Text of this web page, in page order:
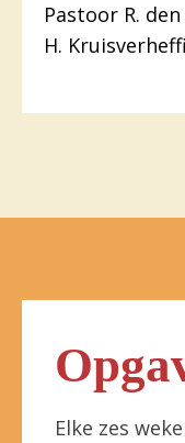
Pastoor R.
H.
Elke zes